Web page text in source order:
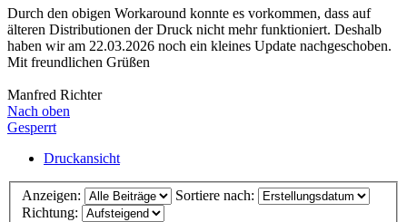
Durch den obigen Workaround konnte es vorkommen, dass auf
älteren Distributionen der Druck nicht mehr funktioniert. Deshalb
haben wir am 22.03.2026 noch ein kleines Update nachgeschoben.
Mit freundlichen Grüßen
Manfred Richter
Nach oben
Gesperrt
Druckansicht
Anzeigen:
Sortiere nach:
Richtung: